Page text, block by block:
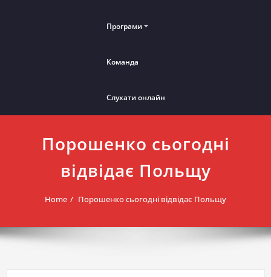
Програми
Команда
Слухати онлайн
Порошенко сьогодні
відвідає Польщу
Home Порошенко сьогодні відвідає Польщу